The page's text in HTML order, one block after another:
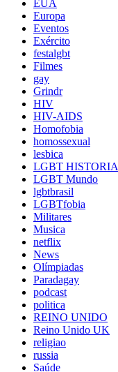
EUA
Europa
Eventos
Exército
festalgbt
Filmes
gay
Grindr
HIV
HIV-AIDS
Homofobia
homossexual
lesbica
LGBT HISTORIA
LGBT Mundo
lgbtbrasil
LGBTfobia
Militares
Musica
netflix
News
Olímpiadas
Paradagay
podcast
politica
REINO UNIDO
Reino Unido UK
religiao
russia
Saúde